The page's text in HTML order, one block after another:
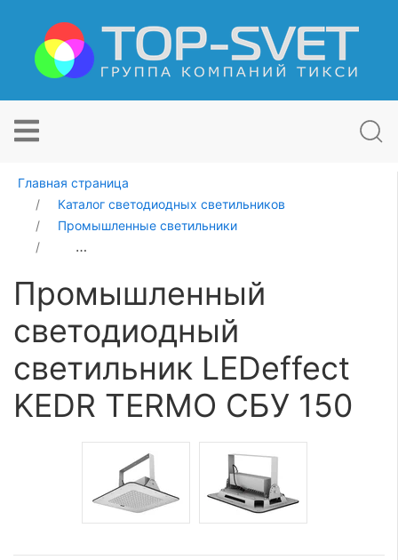
Главная страница
Каталог светодиодных светильников
Промышленные светильники
Промышленный светодиодный светильник LEDeffect
Промышленный
светодиодный
светильник LEDeffect
KEDR TERMO СБУ 150